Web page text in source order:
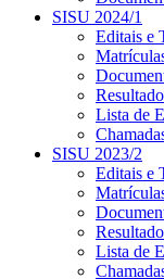
SISU 2024/1
Editais e
Lista de
SISU 2023/2
Editais e
Lista de